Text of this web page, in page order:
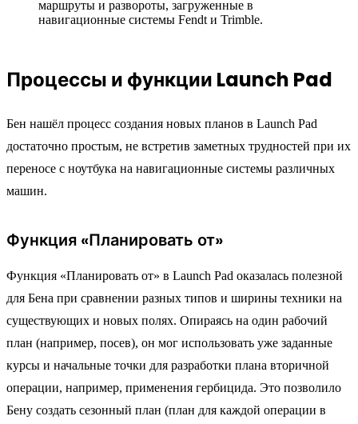
маршруты и развороты, загруженные в
навигационные системы Fendt и Trimble.
Процессы и функции Launch Pad
Бен нашёл процесс создания новых планов в Launch Pad
достаточно простым, не встретив заметных трудностей при их
переносе с ноутбука на навигационные системы различных
машин.
Функция «Планировать от»
Функция «Планировать от» в Launch Pad оказалась полезной
для Бена при сравнении разных типов и ширины техники на
существующих и новых полях. Опираясь на один рабочий
план (например, посев), он мог использовать уже заданные
курсы и начальные точки для разработки плана вторичной
операции, например, применения гербицида. Это позволило
Бену создать сезонный план (план для каждой операции в